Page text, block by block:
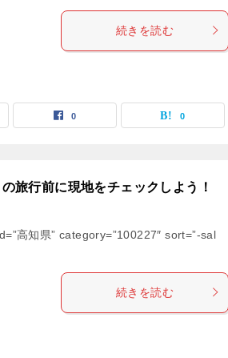
続きを読む
0 0
旅行前に現地をチェックしよう！
高知県” category=”100227″ sort=”-sal
続きを読む